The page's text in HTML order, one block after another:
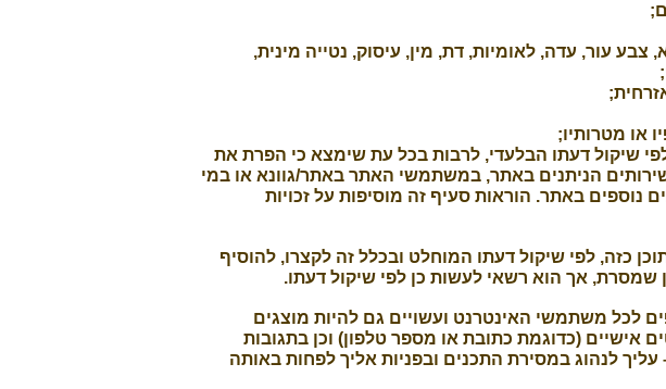
עור, עדה, לאומיות, דת, מין, עיסוק, נטייה מינית,
או מטרותיו;
שיקול דעתו הבלעדי, לרבות בכל עת שימצא כי הפרת את
הניתנים באתר, במשתמשי האתר באתר/גוונא או במי
באתר. הוראות סעיף זה מוסיפות על זכויות
כזה, לפי שיקול דעתו המוחלט ובכלל זה לקצרו, להוסיף
שמסרת, אך הוא רשאי לעשות כן לפי שיקול דעתו.
לכל משתמשי האינטרנט ועשויים גם להיות מוצגים
אישיים (כדוגמת כתובת או מספר טלפון) וכן בתגובות
לנהוג במסירת התכנים ובפניות אליך לפחות באותה